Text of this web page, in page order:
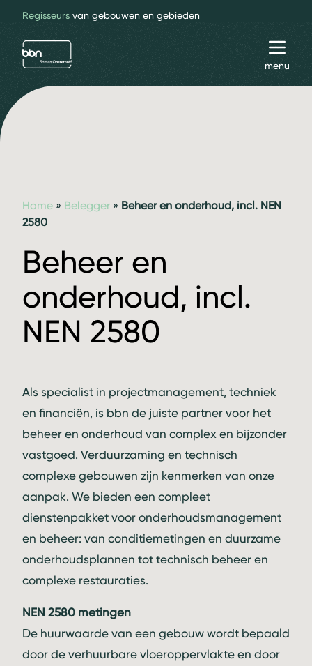
Regisseurs van gebouwen en gebieden
bbn adviseurs
menu
Home » Belegger » Beheer en onderhoud, incl. NEN
2580
Beheer en
onderhoud, incl.
NEN 2580
Als specialist in projectmanagement, techniek
en financiën, is bbn de juiste partner voor het
beheer en onderhoud van complex en bijzonder
vastgoed. Verduurzaming en technisch
complexe gebouwen zijn kenmerken van onze
aanpak. We bieden een compleet
dienstenpakket voor onderhoudsmanagement
en beheer: van conditiemetingen en duurzame
onderhoudsplannen tot technisch beheer en
complexe restauraties.
NEN 2580 metingen
De huurwaarde van een gebouw wordt bepaald
door de verhuurbare vloeroppervlakte en door